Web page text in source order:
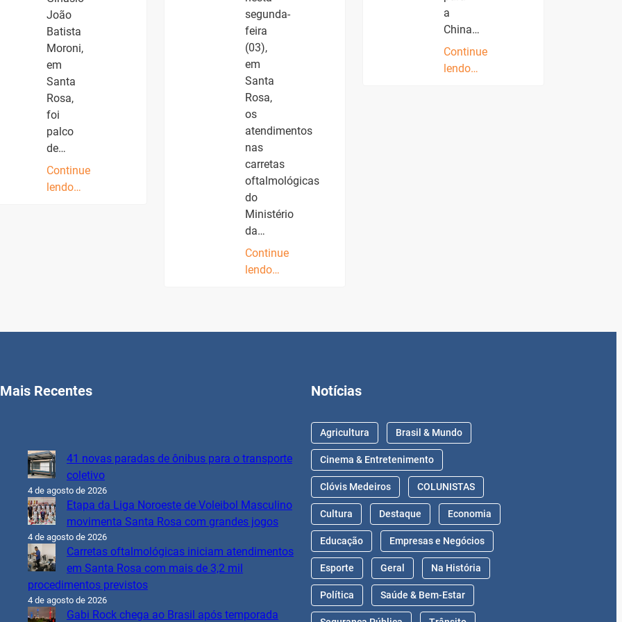
João
Batista
Moroni,
em
Santa
Rosa,
foi
palco
de…
Continue
lendo…
segunda-
feira
(03),
em
Santa
Rosa,
os
atendimentos
nas
carretas
oftalmológicas
do
Ministério
da…
Continue
lendo…
a
China…
Continue
lendo…
Mais Recentes
41 novas paradas de ônibus para o transporte
coletivo
4 de agosto de 2026
Etapa da Liga Noroeste de Voleibol Masculino
movimenta Santa Rosa com grandes jogos
4 de agosto de 2026
Carretas oftalmológicas iniciam atendimentos
em Santa Rosa com mais de 3,2 mil
procedimentos previstos
4 de agosto de 2026
Gabi Rock chega ao Brasil após temporada
Notícias
Agricultura Brasil & Mundo
Cinema & Entretenimento
Clóvis Medeiros COLUNISTAS
Cultura Destaque Economia
Educação Empresas e Negócios
Esporte Geral Na História
Política Saúde & Bem-Estar